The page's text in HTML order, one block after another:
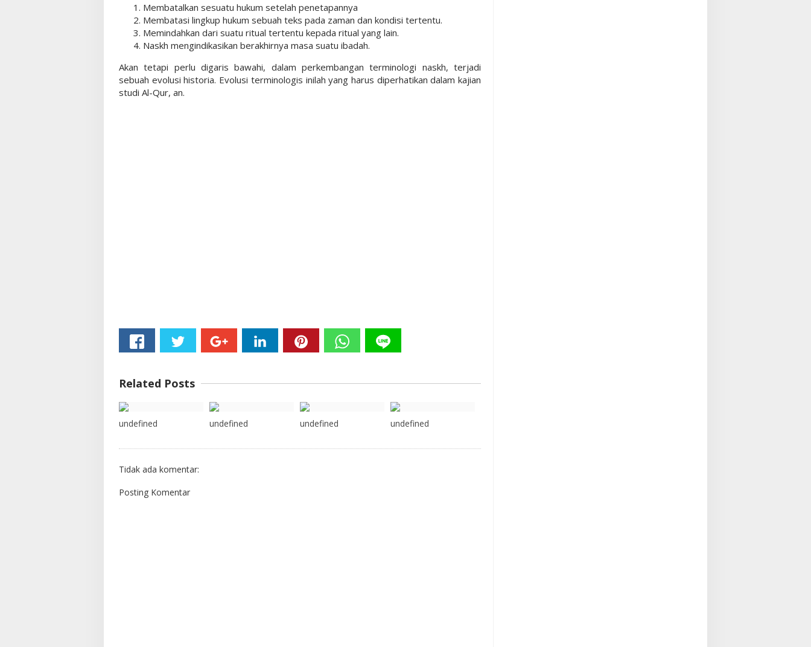
Membatalkan sesuatu hukum setelah penetapannya
Membatasi lingkup hukum sebuah teks pada zaman dan kondisi tertentu.
Memindahkan dari suatu ritual tertentu kepada ritual yang lain.
Naskh mengindikasikan berakhirnya masa suatu ibadah.
Akan tetapi perlu digaris bawahi, dalam perkembangan terminologi naskh, terjadi
sebuah evolusi historia. Evolusi terminologis inilah yang harus diperhatikan dalam kajian
studi Al-Qur, an.
Related Posts
undefined undefined undefined undefined
Tidak ada komentar:
Posting Komentar